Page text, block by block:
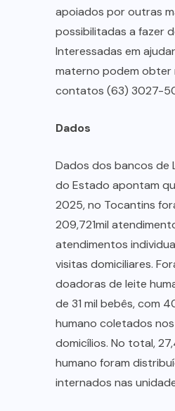
apoiados por outras
possibilitadas a fazer
Interessadas em
materno podem obter
contatos (63) 3027-
Dados
Dados dos bancos de
do Estado apontam
2025, no Tocantins
209,721mil
atendimentos
visitas domiciliares.
doadoras de leite
de 31 mil bebês, com
humano coletados
domicílios. No total,
humano foram
internados nas